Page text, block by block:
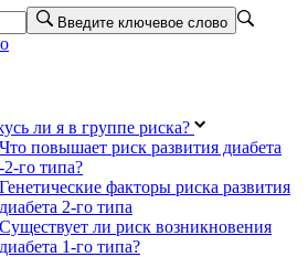
Введите ключевое слово
ли я в группе риска?
Что повышает риск развития диабета
-2-го типа?
Генетические факторы риска развития
диабета 2-го типа
Существует ли риск возникновения
диабета 1-го типа?